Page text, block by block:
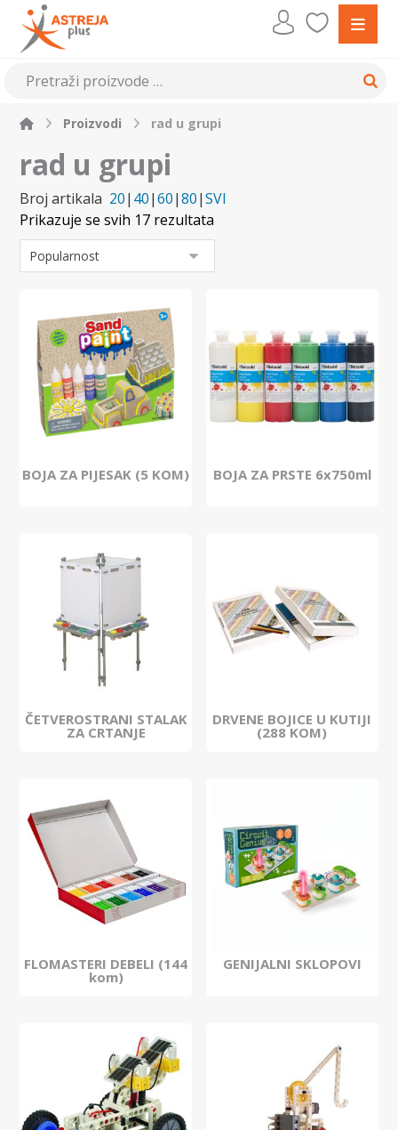
Proizvodi rad u grupi
rad u grupi
Broj artikala 20| 40|60|80|SVI
Prikazuje se svih 17 rezultata
BOJA ZA PIJESAK (5 KOM) BOJA ZA PRSTE 6x750ml
ČETVEROSTRANI STALAK
ZA CRTANJE
DRVENE BOJICE U KUTIJI
(288 KOM)
FLOMASTERI DEBELI (144
kom)
GENIJALNI SKLOPOVI